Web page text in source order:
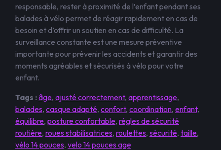
responsable, rester à proximité de l’enfant pendant ses
balades à vélo permet de réagir rapidement en cas de
besoin et d’offrir un soutien en cas de difficulté. La
surveillance constante est une mesure préventive
importante pour prévenir les accidents et garantir des
moments agréables et sécurisés à vélo pour votre
enfant.
Tags :âge, ajusté correctement, apprentissage,
balades, casque adapté, confort, coordination, enfant,
équilibre, posture confortable, règles de sécurité
routière, roues stabilisatrices, roulettes, sécurité, taille,
vélo 14 pouces, velo 14 pouces age